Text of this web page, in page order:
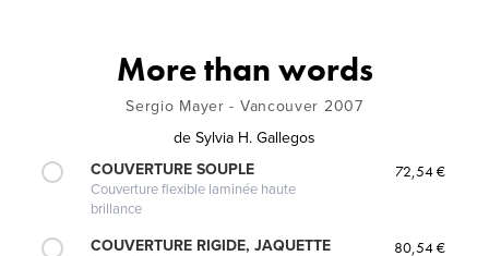
More than words
Sergio Mayer - Vancouver 2007
de Sylvia H. Gallegos
COUVERTURE SOUPLE
Couverture flexible laminée haute
brillance
72,54 €
COUVERTURE RIGIDE, JAQUETTE 80,54 €